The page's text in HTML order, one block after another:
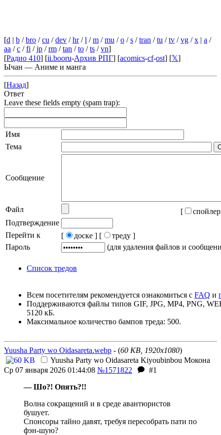
[d | b /bro /cu /dev /hr/l /m /mu /o /s /tran /tu /tv /vg /x | a /
aa /c /fi /jp /rm /tan /to /ts /vn]
[Радио 410] [ii.booru-Архив РПГ] [acomics-cf-ost] [𝕏]
Ычан — Аниме и манга
[Назад]
Ответ
Leave these fields empty (spam trap):
Имя
Тема
Сообщение
Файл [
Подтверждение
Перейти к
[ доске ] [
треду ]
Пароль
(для удаления файлов и
Список тредов
Всем посетителям рекомендуется ознакомиться с FAQ и
Поддерживаются файлы типов GIF, JPG, MP4, PNG,
5120 кБ.
Максимальное количество бампов треда: 500.
Yuusha Party wo Oidasareta.webp - (60 KB, 1920x1080)
Yuusha Party wo Oidasareta Kiyoubinbou Мокона
Ср 07 января 2026 01:44:08 №1571822
#1
— Шо?! Опять?!!
Волна сокращений и в среде авантюристов
бушует.
Спонсоры тайно давят, требуя пересобрать пати по
фэн-шую?